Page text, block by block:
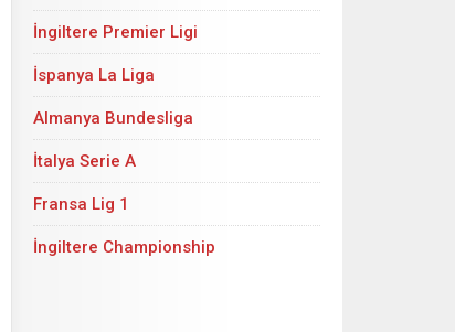
İngiltere Premier Ligi
İspanya La Liga
Almanya Bundesliga
İtalya Serie A
Fransa Lig 1
İngiltere Championship